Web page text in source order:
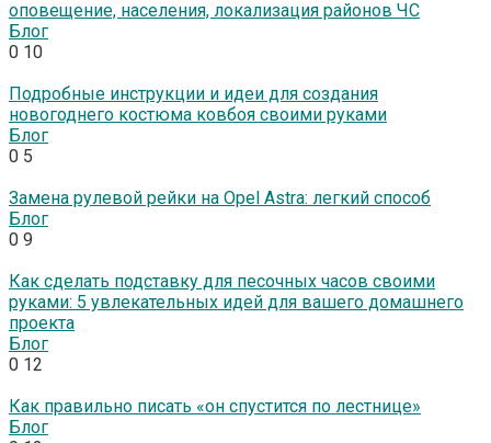
оповещение, населения, локализация районов ЧС
Блог
0 10
Подробные инструкции и идеи для создания
новогоднего костюма ковбоя своими руками
Блог
0 5
Замена рулевой рейки на Opel Astra: легкий способ
Блог
0 9
Как сделать подставку для песочных часов своими
руками: 5 увлекательных идей для вашего домашнего
проекта
Блог
0 12
Как правильно писать «он спустится по лестнице»
Блог